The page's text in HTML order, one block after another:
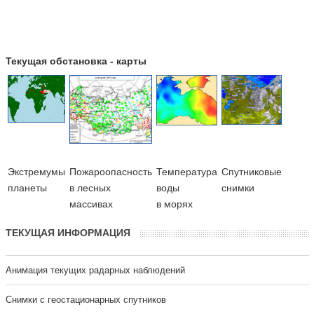
Текущая обстановка - карты
Экстремумы
планеты
Пожароопасность
в лесных
массивах
Температура
воды
в морях
Cпутниковые
снимки
ТЕКУЩАЯ ИНФОРМАЦИЯ
Анимация текущих радарных наблюдений
Cнимки с геостационарных спутников